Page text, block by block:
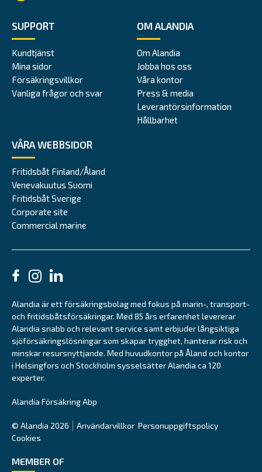
SUPPORT
Kundtjänst
Mina sidor
Försäkringsvillkor
Vanliga frågor och svar
OM ALANDIA
Om Alandia
Jobba hos oss
Våra kontor
Press & media
Leverantörsinformation
Hållbarhet
VÅRA WEBBSIDOR
Fritidsbåt Finland/Åland
Venevakuutus Suomi
Fritidsbåt Sverige
Corporate site
Commercial marine
Alandia är ett försäkringsbolag med fokus på marin-, transport-
och fritidsbåtsförsäkringar. Med 85 års erfarenhet levererar
Alandia snabb och relevant service samt erbjuder långsiktiga
sjöförsäkringslösningar som skapar trygghet, hanterar risk och
minskar resursnyttjande. Med huvudkontor på Åland och kontor
i Helsingfors och Stockholm sysselsätter Alandia ca 120
experter.
Alandia Försäkring Abp
© Alandia 2026 Användarvillkor Personuppgiftspolicy
Cookies
MEMBER OF